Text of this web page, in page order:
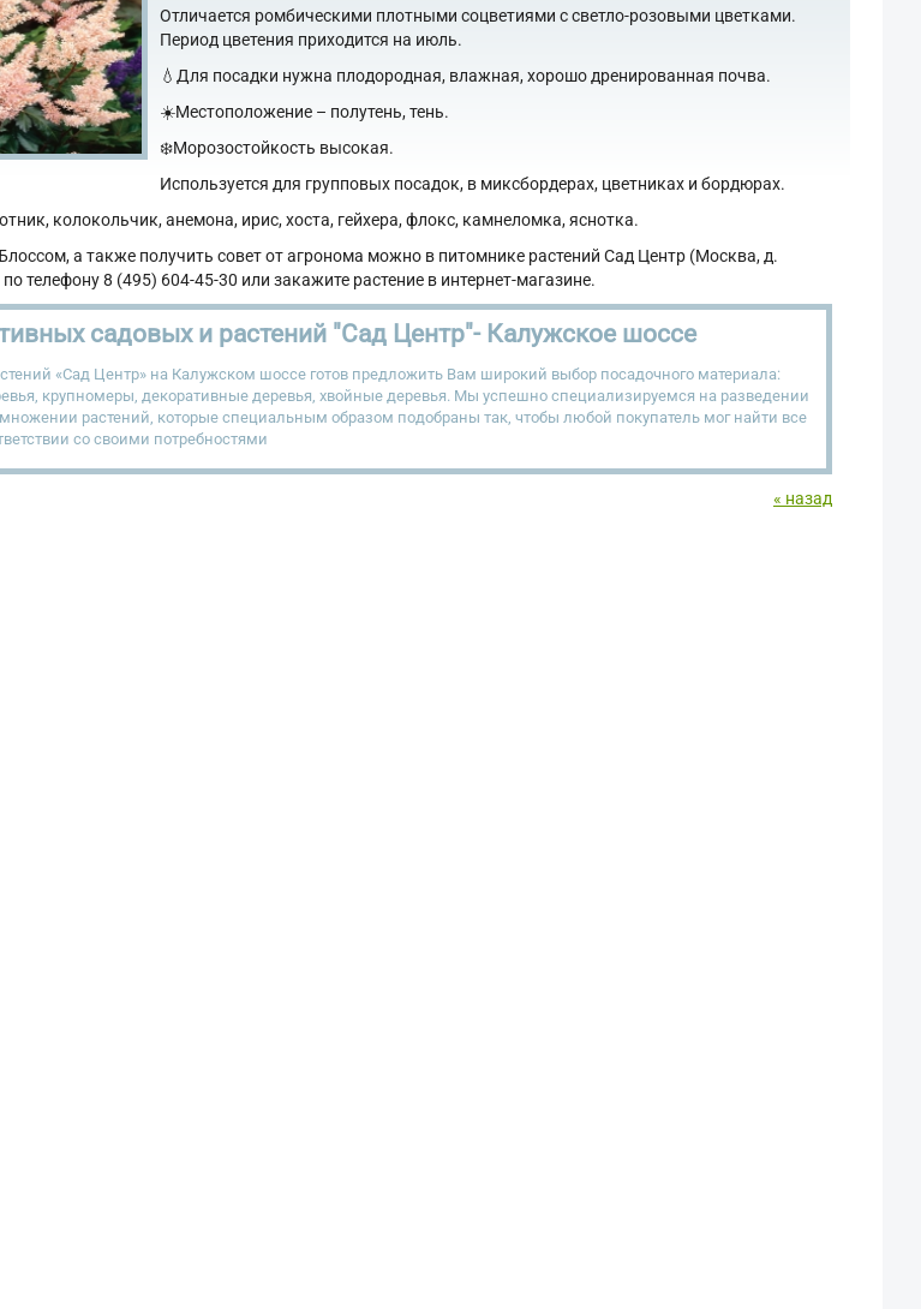
Отличается ромбическими плотными соцветиями с светло-розовыми цветками.
Период цветения приходится на июль.
💧Для посадки нужна плодородная, влажная, хорошо дренированная почва.
☀️Местоположение – полутень, тень.
❄️Морозостойкость высокая.
Используется для групповых посадок, в миксбордерах, цветниках и бордюрах.
колокольчик, анемона, ирис, хоста, гейхера, флокс, камнеломка, яснотка.
а также получить совет от агронома можно в питомнике растений Сад Центр (Москва, д.
телефону 8 (495) 604-45-30 или закажите растение в интернет-магазине.
садовых и растений "Сад Центр"- Калужское шоссе
«Сад Центр» на Калужском шоссе готов предложить Вам широкий выбор посадочного материала:
крупномеры, декоративные деревья, хвойные деревья. Мы успешно специализируемся на разведении
растений, которые специальным образом подобраны так, чтобы любой покупатель мог найти все
со своими потребностями
« назад